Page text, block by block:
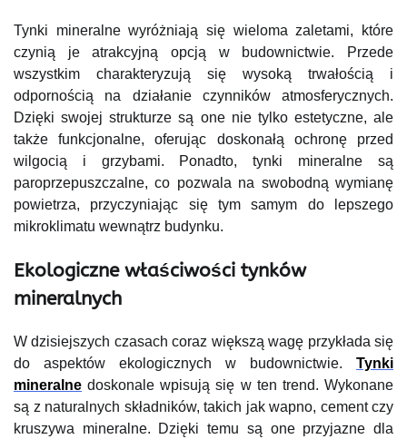
Tynki mineralne wyróżniają się wieloma zaletami, które
czynią je atrakcyjną opcją w budownictwie. Przede
wszystkim charakteryzują się wysoką trwałością i
odpornością na działanie czynników atmosferycznych.
Dzięki swojej strukturze są one nie tylko estetyczne, ale
także funkcjonalne, oferując doskonałą ochronę przed
wilgocią i grzybami. Ponadto, tynki mineralne są
paroprzepuszczalne, co pozwala na swobodną wymianę
powietrza, przyczyniając się tym samym do lepszego
mikroklimatu wewnątrz budynku.
Ekologiczne właściwości tynków
mineralnych
W dzisiejszych czasach coraz większą wagę przykłada się
do aspektów ekologicznych w budownictwie. Tynki
mineralne doskonale wpisują się w ten trend. Wykonane
są z naturalnych składników, takich jak wapno, cement czy
kruszywa mineralne. Dzięki temu są one przyjazne dla